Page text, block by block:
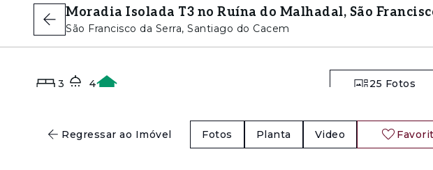
Moradia Isolada T3 no Ruína do Malhadal, São
São Francisco da Serra, Santiago do Cacem
3 4 25 Fotos
Regressar ao Imóvel Fotos Planta Video